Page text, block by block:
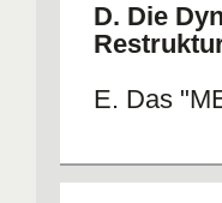
D. Die
E. Das